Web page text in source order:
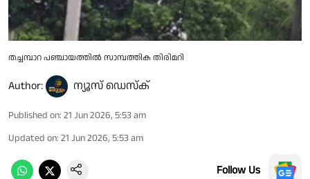
തച്ചമ്പാറ പഞ്ചായത്തിൽ സാമ്പത്തിക തിരിമറി
Author: ന്യൂസ് ഡെസ്ക്
Published on: 21 Jun 2026, 5:53 am
Updated on: 21 Jun 2026, 5:53 am
Follow Us